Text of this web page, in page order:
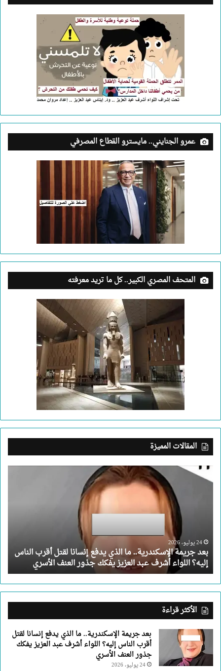
عمرو الجنايني.. مايسترو القطاع المصرفي
المتحف المصري الكبير.. كل ما تريد معرفته
المقالات المميزة
بعد
جريمة
لقتل
أقرب
الناس
إليه؟
اللواء
أشرف
عبد
العزيز
جذور
العنف
الأسري
24 يوليو، 2026
بعد جريمة الإسكندرية.. ما الذي يدفع إنسانا لقتل أقرب الناس
إليه؟ اللواء أشرف عبد العزيز يفكك جذور العنف الأسري
الأكثر قراءة
بعد جريمة الإسكندرية.. ما الذي يدفع إنسانا لقتل
أقرب الناس إليه؟ اللواء أشرف عبد العزيز يفكك
جذور العنف الأسري
24 يوليو، 2026